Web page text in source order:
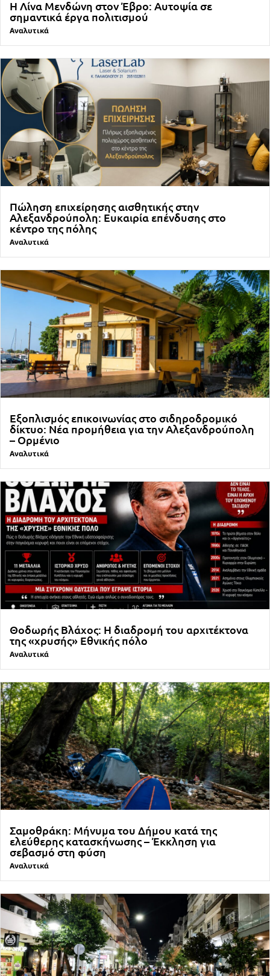
Η Λίνα Μενδώνη στον Έβρο: Αυτοψία σε
σημαντικά έργα πολιτισμού
Αναλυτικά
Πώληση επιχείρησης αισθητικής στην
Αλεξανδρούπολη: Ευκαιρία επένδυσης στο
κέντρο της πόλης
Αναλυτικά
Εξοπλισμός επικοινωνίας στο σιδηροδρομικό
δίκτυο: Νέα προμήθεια για την Αλεξανδρούπολη
– Ορμένιο
Αναλυτικά
Θοδωρής Βλάχος: Η διαδρομή του αρχιτέκτονα
της «χρυσής» Εθνικής πόλο
Αναλυτικά
Σαμοθράκη: Μήνυμα του Δήμου κατά της
ελεύθερης κατασκήνωσης – Έκκληση για
σεβασμό στη φύση
Αναλυτικά